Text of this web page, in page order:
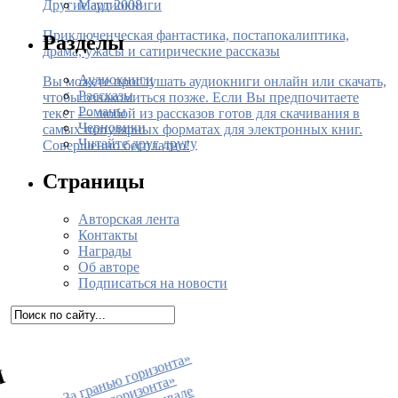
Другие аудиокниги
Приключенческая фантастика, постапокалиптика,
драма, ужасы и сатирические рассказы
Вы можете прослушать аудиокниги онлайн или скачать,
чтобы ознакомиться позже. Если Вы предпочитаете
текст — любой из рассказов готов для скачивания в
самых популярных форматах для электронных книг.
Совершенно бесплатно!
Март 2008
Разделы
Аудиокниги
Рассказы
Романы
Черновики
Читайте друг другу
Страницы
Авторская лента
Контакты
Награды
Об авторе
Подписаться на новости